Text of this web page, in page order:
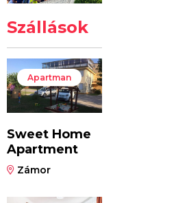
Szállások
Apartman
Sweet Home
Apartment
Zámor